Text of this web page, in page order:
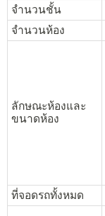
จำนวนชั้น
จำนวนห้อง
ลักษณะห้องและ
ขนาดห้อง
ที่จอดรถทั้งหมด